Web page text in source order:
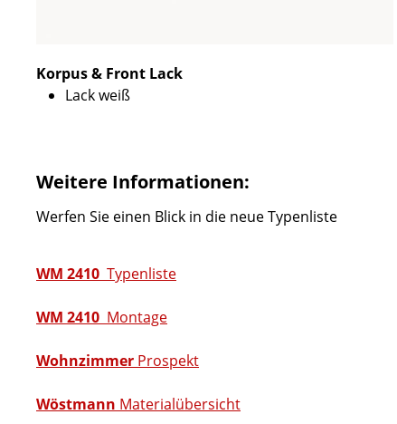
Korpus & Front Lack
Lack weiß
Weitere Informationen:
Werfen Sie einen Blick in die neue Typenliste
WM 2410 Typenliste
WM 2410 Montage
Wohnzimmer Prospekt
Wöstmann Materialübersicht